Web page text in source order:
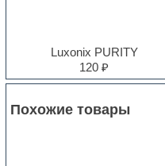
Luxonix PURITY
120 ₽
Похожие товары